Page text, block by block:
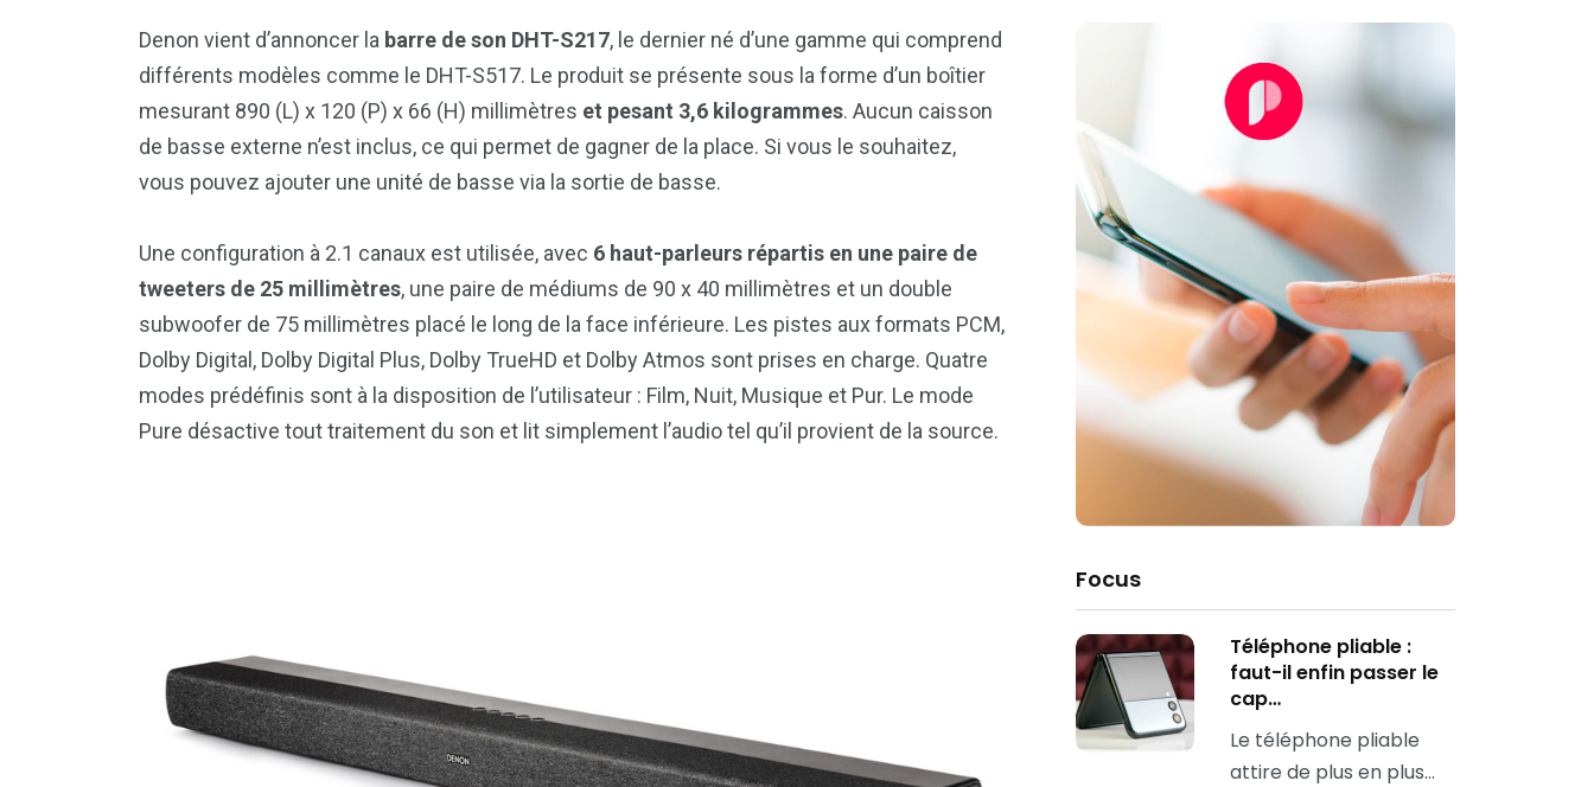
Denon vient d’annoncer la barre de son DHT-S217, le dernier né d’une gamme qui comprend
différents modèles comme le DHT-S517. Le produit se présente sous la forme d’un boîtier
mesurant 890 (L) x 120 (P) x 66 (H) millimètres et pesant 3,6 kilogrammes. Aucun caisson
de basse externe n’est inclus, ce qui permet de gagner de la place. Si vous le souhaitez,
vous pouvez ajouter une unité de basse via la sortie de basse.
Une configuration à 2.1 canaux est utilisée, avec 6 haut-parleurs répartis en une paire de
tweeters de 25 millimètres, une paire de médiums de 90 x 40 millimètres et un double
subwoofer de 75 millimètres placé le long de la face inférieure. Les pistes aux formats PCM,
Dolby Digital, Dolby Digital Plus, Dolby TrueHD et Dolby Atmos sont prises en charge. Quatre
modes prédéfinis sont à la disposition de l’utilisateur : Film, Nuit, Musique et Pur. Le mode
Pure désactive tout traitement du son et lit simplement l’audio tel qu’il provient de la source.
Focus
Téléphone pliable :
faut-il enfin passer le
cap…
Le téléphone pliable
attire de plus en plus…